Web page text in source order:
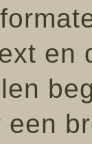
en